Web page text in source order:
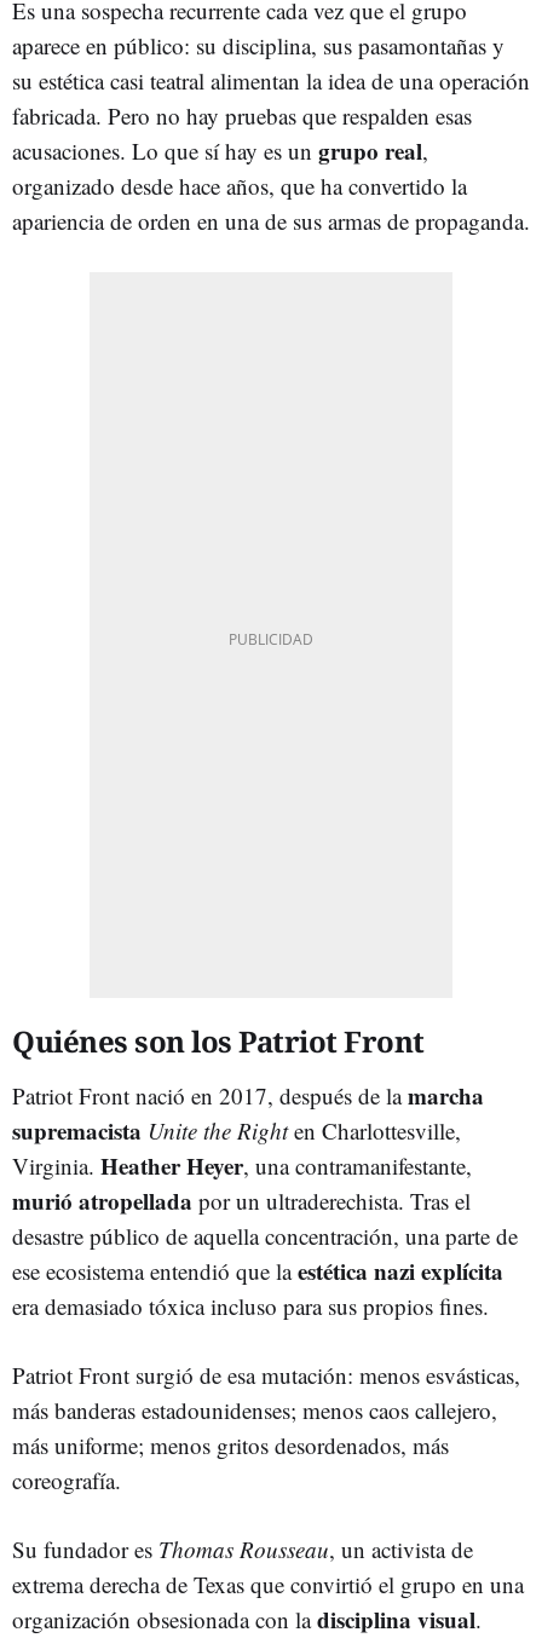
Es una sospecha recurrente cada vez que el grupo
aparece en público: su disciplina, sus pasamontañas y
su estética casi teatral alimentan la idea de una operación
fabricada. Pero no hay pruebas que respalden esas
acusaciones. Lo que sí hay es un grupo real,
organizado desde hace años, que ha convertido la
apariencia de orden en una de sus armas de propaganda.
Quiénes son los Patriot Front
Patriot Front nació en 2017, después de lamarcha
supremacista Unite the Righten Charlottesville,
Virginia. Heather Heyer, una contramanifestante,
murió atropellada por un ultraderechista. Tras el
desastre público de aquella concentración, una parte de
ese ecosistema entendió que laestética nazi explícita
era demasiado tóxica incluso para sus propios fines.
Patriot Front surgió de esa mutación: menos esvásticas,
más banderas estadounidenses; menos caos callejero,
más uniforme; menos gritos desordenados, más
coreografía.
Su fundador es Thomas Rousseau, un activista de
extrema derecha de Texas que convirtió el grupo en una
organización obsesionada con ladisciplina visual.